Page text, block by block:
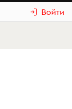
Войти